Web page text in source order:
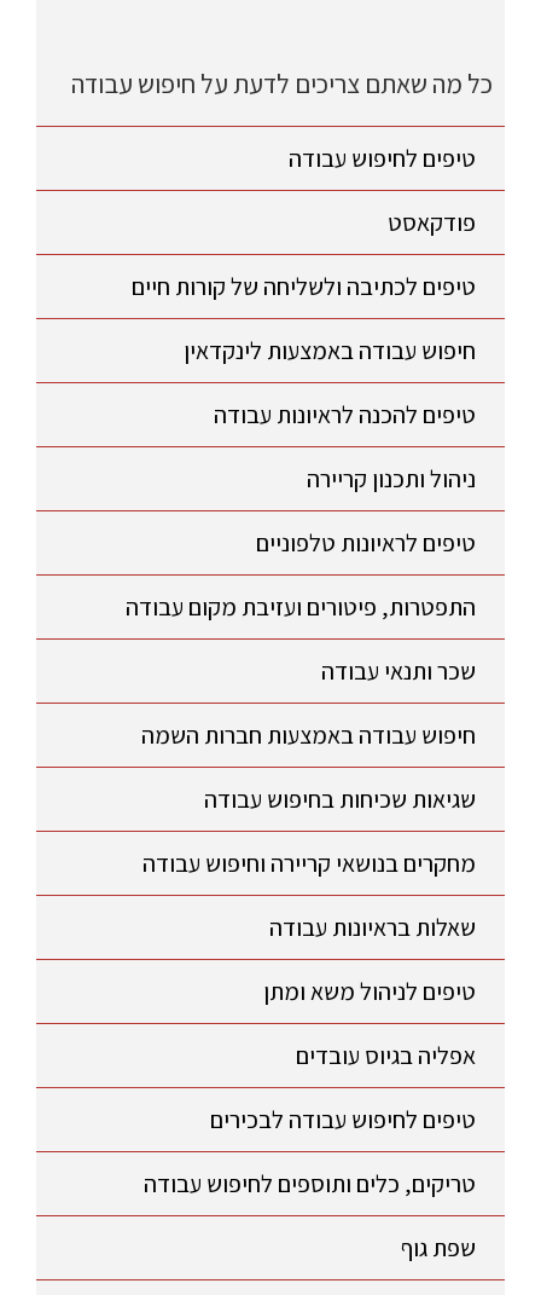
כל מה שאתם צריכים לדעת על חיפוש עבודה
טיפים לחיפוש עבודה
פודקאסט
טיפים לכתיבה ולשליחה של קורות חיים
חיפוש עבודה באמצעות לינקדאין
טיפים להכנה לראיונות עבודה
ניהול ותכנון קריירה
טיפים לראיונות טלפוניים
התפטרות, פיטורים ועזיבת מקום עבודה
שכר ותנאי עבודה
חיפוש עבודה באמצעות חברות השמה
שגיאות שכיחות בחיפוש עבודה
מחקרים בנושאי קריירה וחיפוש עבודה
שאלות בראיונות עבודה
טיפים לניהול משא ומתן
אפליה בגיוס עובדים
טיפים לחיפוש עבודה לבכירים
טריקים, כלים ותוספים לחיפוש עבודה
שפת גוף